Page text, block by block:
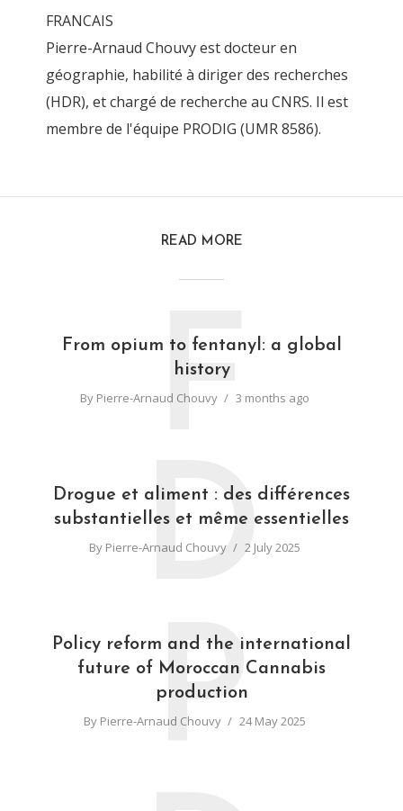
FRANCAIS
Pierre-Arnaud Chouvy est docteur en
géographie, habilité à diriger des recherches
(HDR), et chargé de recherche au CNRS. Il est
membre de l'équipe PRODIG (UMR 8586).
READ MORE
From opium to fentanyl: a global
history
By Pierre-Arnaud Chouvy 3 months ago
F
Drogue et aliment : des différences
substantielles et même essentielles
By Pierre-Arnaud Chouvy 2 July 2025
D
Policy reform and the international
future of Moroccan Cannabis
production
By Pierre-Arnaud Chouvy 24 May 2025
P